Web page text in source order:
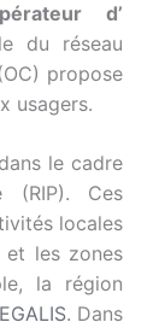
d’
du réseau
propose
usagers.
le cadre
(RIP). Ces
locales
et les zones
la région
. Dans